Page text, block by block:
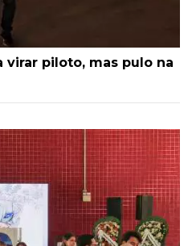
virar piloto, mas pulo na